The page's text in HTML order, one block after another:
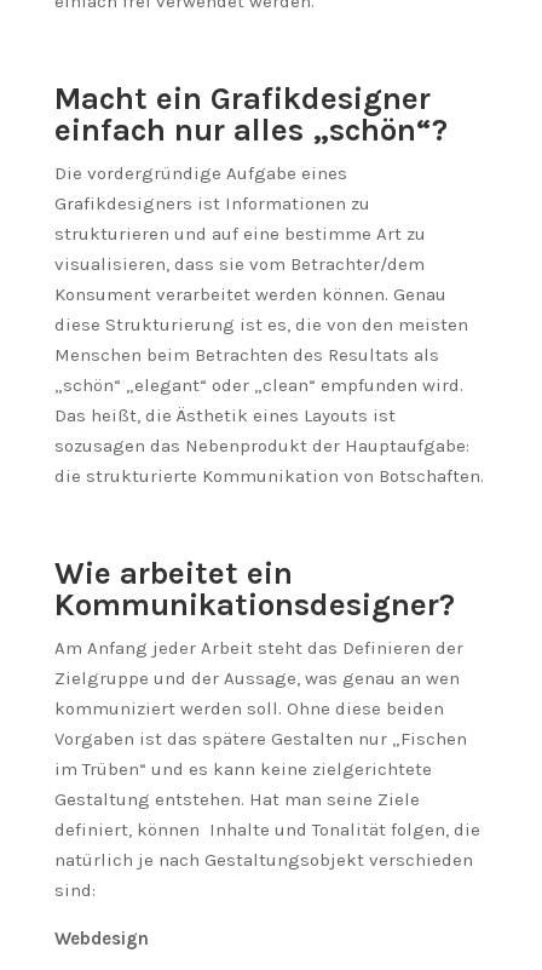
Macht ein Grafikdesigner
einfach nur alles „schön“?
Die vordergründige Aufgabe eines
Grafikdesigners ist Informationen zu
strukturieren und auf eine bestimme Art zu
visualisieren, dass sie vom Betrachter/dem
Konsument verarbeitet werden können. Genau
diese Strukturierung ist es, die von den meisten
Menschen beim Betrachten des Resultats als
„schön“ „elegant“ oder „clean“ empfunden wird.
Das heißt, die Ästhetik eines Layouts ist
sozusagen das Nebenprodukt der Hauptaufgabe:
die strukturierte Kommunikation von Botschaften.
Wie arbeitet ein
Kommunikationsdesigner?
Am Anfang jeder Arbeit steht das Definieren der
Zielgruppe und der Aussage, was genau an wen
kommuniziert werden soll. Ohne diese beiden
Vorgaben ist das spätere Gestalten nur „Fischen
im Trüben“ und es kann keine zielgerichtete
Gestaltung entstehen. Hat man seine Ziele
definiert, können Inhalte und Tonalität folgen, die
natürlich je nach Gestaltungsobjekt verschieden
sind:
Webdesign